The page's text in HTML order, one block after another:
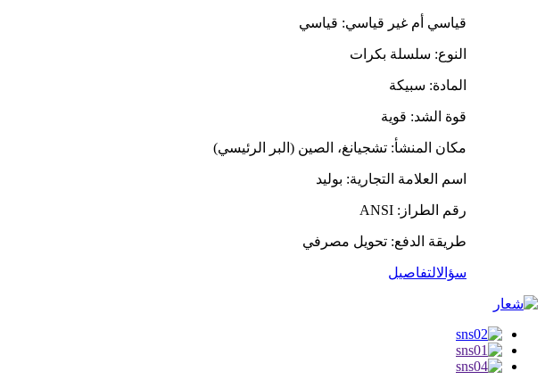
قياسي أم غير قياسي: قياسي
النوع: سلسلة بكرات
المادة: سبيكة
قوة الشد: قوية
مكان المنشأ: تشجيانغ، الصين (البر الرئيسي)
اسم العلامة التجارية: بوليد
رقم الطراز: ANSI
طريقة الدفع: تحويل مصرفي
سؤالالتفاصيل